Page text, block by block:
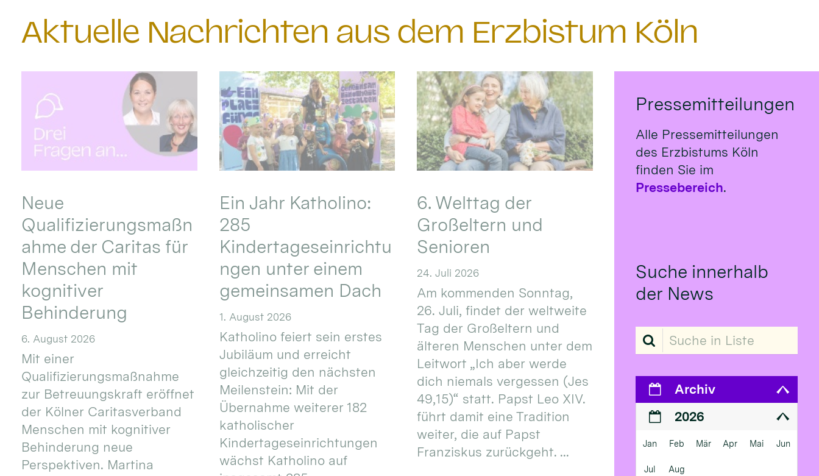
Aktuelle Nachrichten aus dem Erzbistum Köln
Neue
Qualifizierungsmaßn
ahme der Caritas für
Menschen mit
kognitiver
Behinderung
6. August 2026
Mit einer
Qualifizierungsmaßnahme
zur Betreuungskraft eröffnet
der Kölner Caritasverband
Menschen mit kognitiver
Behinderung neue
Perspektiven. Martina
Ein Jahr Katholino:
285
Kindertageseinrichtu
ngen unter einem
gemeinsamen Dach
1. August 2026
Katholino feiert sein erstes
Jubiläum und erreicht
gleichzeitig den nächsten
Meilenstein: Mit der
Übernahme weiterer 182
katholischer
Kindertageseinrichtungen
wächst Katholino auf
6. Welttag der
Großeltern und
Senioren
24. Juli 2026
Am kommenden Sonntag,
26. Juli, findet der weltweite
Tag der Großeltern und
älteren Menschen unter dem
Leitwort „Ich aber werde
dich niemals vergessen (Jes
49,15)“ statt. Papst Leo XIV.
führt damit eine Tradition
weiter, die auf Papst
Franziskus zurückgeht. ...
Pressemitteilungen
Alle Pressemitteilungen
des Erzbistums Köln
finden Sie im
Pressebereich.
Suche innerhalb
der News
Suche in Liste
Archiv
2026
Jan Feb Mär Apr Mai Jun
Jul Aug